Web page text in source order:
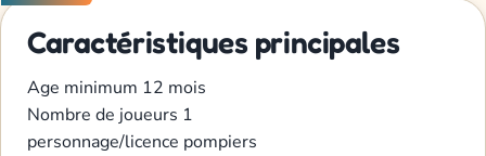
Caractéristiques principales
Age minimum 12 mois
Nombre de joueurs 1
personnage/licence pompiers